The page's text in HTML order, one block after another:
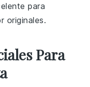
para
originales.
Para